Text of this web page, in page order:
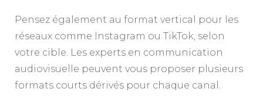
Pensez également au format vertical pour les
réseaux comme Instagram ou TikTok, selon
votre cible. Les experts en communication
audiovisuelle peuvent vous proposer plusieurs
formats courts dérivés pour chaque canal.